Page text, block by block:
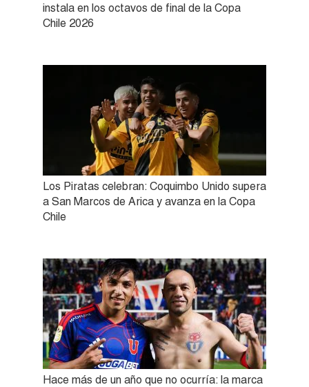
instala en los octavos de final de la Copa
Chile 2026
Los Piratas celebran: Coquimbo Unido supera
a San Marcos de Arica y avanza en la Copa
Chile
Hace más de un año que no ocurría: la marca